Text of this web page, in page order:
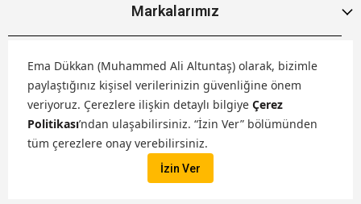
Ema Dükkan (Muhammed Ali Altuntaş) olarak, bizimle
paylaştığınız kişisel verilerinizin güvenliğine önem
veriyoruz. Çerezlere ilişkin detaylı bilgiye Çerez
Politikası’ndan ulaşabilirsiniz. “İzin Ver” bölümünden
tüm çerezlere onay verebilirsiniz.
İzin Ver
Markalarımız
Satış Kanallarımız
Tüm hakları saklıdır. ® 2026 Ema Dükkan